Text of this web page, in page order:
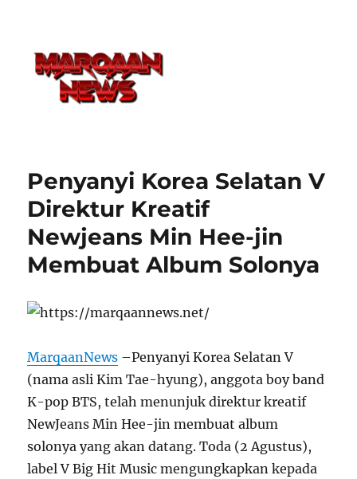
Penyanyi Korea Selatan V
Direktur Kreatif
Newjeans Min Hee-jin
Membuat Album Solonya
MarqaanNews –Penyanyi Korea Selatan V
(nama asli Kim Tae-hyung), anggota boy band
K-pop BTS, telah menunjuk direktur kreatif
NewJeans Min Hee-jin membuat album
solonya yang akan datang. Toda (2 Agustus),
label V Big Hit Music mengungkapkan kepada